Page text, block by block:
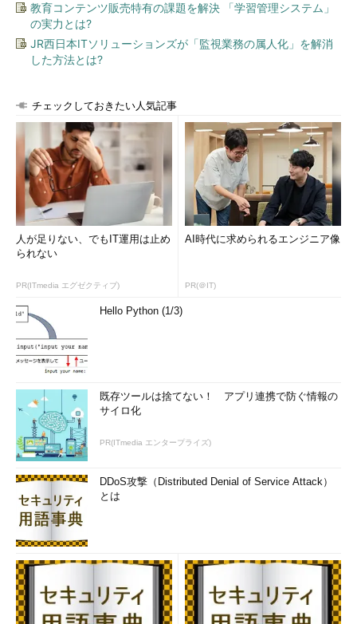
教育コンテンツ販売特有の課題を解決 「学習管理システム」
の実力とは?
JR西日本ITソリューションズが「監視業務の属人化」を解消
した方法とは?
チェックしておきたい人気記事
人が足りない、でもIT運用は止め
られない
PR(ITmedia エグゼクティブ)
AI時代に求められるエンジニア像
PR(＠IT)
Hello Python (1/3)
既存ツールは捨てない！ アプリ連携で防ぐ情報の
サイロ化
PR(ITmedia エンタープライズ)
DDoS攻撃（Distributed Denial of Service Attack）
とは